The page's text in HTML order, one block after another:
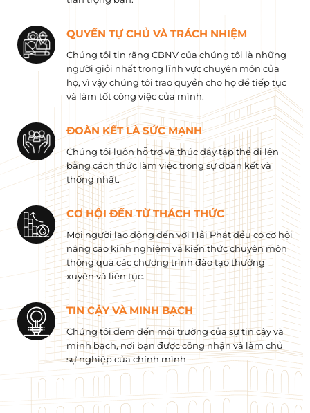
QUYỀN TỰ CHỦ VÀ TRÁCH NHIỆM
Chúng tôi tin rằng CBNV của chúng tôi là những
người giỏi nhất trong lĩnh vực chuyên môn của
họ, vì vậy chúng tôi trao quyền cho họ để tiếp tục
và làm tốt công việc của mình.
ĐOÀN KẾT LÀ SỨC MẠNH
Chúng tôi luôn hỗ trợ và thúc đẩy tập thể đi lên
bằng cách thức làm việc trong sự đoàn kết và
thống nhất.
CƠ HỘI ĐẾN TỪ THÁCH THỨC
Mọi người lao động đến với Hải Phát đều có cơ hội
nâng cao kinh nghiệm và kiến ​​thức chuyên môn
thông qua các chương trình đào tạo thường
xuyên và liên tục.
TIN CẬY VÀ MINH BẠCH
Chúng tôi đem đến môi trường của sự tin cậy và
minh bạch, nơi bạn được công nhận và làm chủ
sự nghiệp của chính mình